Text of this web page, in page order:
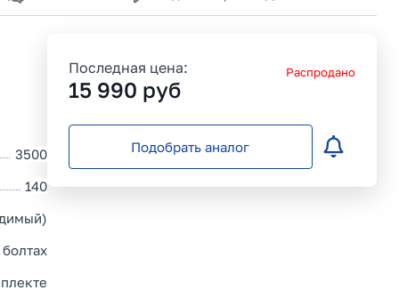
3500
140
Последная цена:
15 990 руб
Распродано
Подобрать аналог